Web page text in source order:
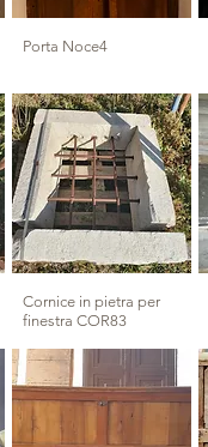
Porta Noce4
Cornice in pietra per
finestra COR83